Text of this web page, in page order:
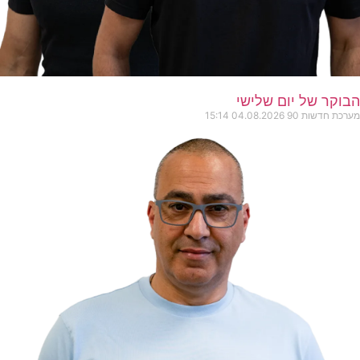
הבוקר של יום שלישי
מערכת חדשות 90 04.08.2026
15:14